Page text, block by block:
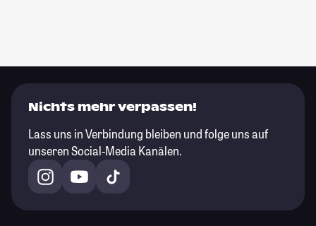
Nichts mehr verpassen!
Lass uns in Verbindung bleiben und folge uns auf
unseren Social-Media Kanälen.